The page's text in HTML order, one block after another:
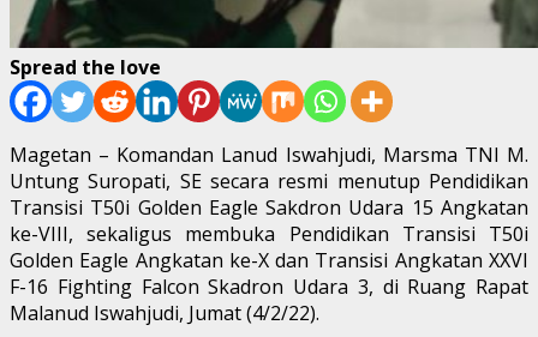
Spread the love
Magetan – Komandan Lanud Iswahjudi, Marsma TNI M.
Untung Suropati, SE secara resmi menutup Pendidikan
Transisi T50i Golden Eagle Sakdron Udara 15 Angkatan
ke-VIII, sekaligus membuka Pendidikan Transisi T50i
Golden Eagle Angkatan ke-X dan Transisi Angkatan XXVI
F-16 Fighting Falcon Skadron Udara 3, di Ruang Rapat
Malanud Iswahjudi, Jumat (4/2/22).